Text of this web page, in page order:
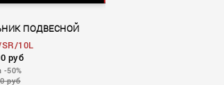
ПОДВЕСНОЙ
10L
руб
-50%
руб